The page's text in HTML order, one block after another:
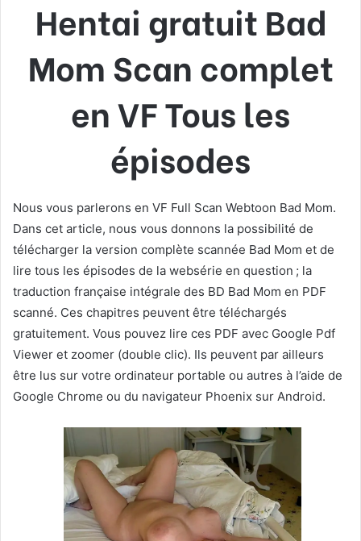
Hentai gratuit Bad
Mom Scan complet
en VF Tous les
épisodes
Nous vous parlerons en VF Full Scan Webtoon Bad Mom.
Dans cet article, nous vous donnons la possibilité de
télécharger la version complète scannée Bad Mom et de
lire tous les épisodes de la websérie en question ; la
traduction française intégrale des BD Bad Mom en PDF
scanné. Ces chapitres peuvent être téléchargés
gratuitement. Vous pouvez lire ces PDF avec Google Pdf
Viewer et zoomer (double clic). Ils peuvent par ailleurs
être lus sur votre ordinateur portable ou autres à l’aide de
Google Chrome ou du navigateur Phoenix sur Android.